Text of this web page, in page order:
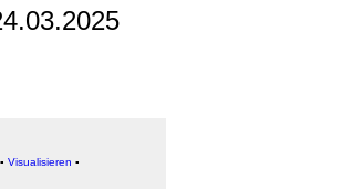
▪ Visualisieren ▪